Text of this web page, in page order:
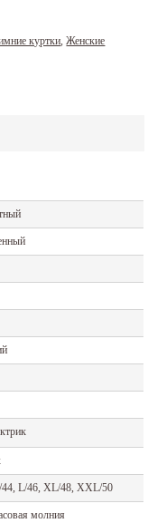
куртки,Женские
44, L/46, XL/48, XXL/50
молния